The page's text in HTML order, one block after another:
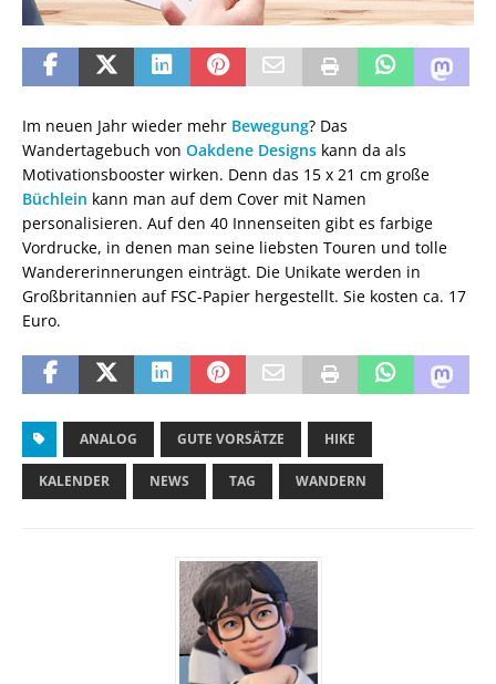
Im neuen Jahr wieder mehr Bewegung? Das
Wandertagebuch von Oakdene Designs kann da als
Motivationsbooster wirken. Denn das 15 x 21 cm große
Büchlein kann man auf dem Cover mit Namen
personalisieren. Auf den 40 Innenseiten gibt es farbige
Vordrucke, in denen man seine liebsten Touren und tolle
Wandererinnerungen einträgt. Die Unikate werden in
Großbritannien auf FSC-Papier hergestellt. Sie kosten ca. 17
Euro.
ANALOG GUTE VORSÄTZE HIKE
KALENDER NEWS TAG WANDERN